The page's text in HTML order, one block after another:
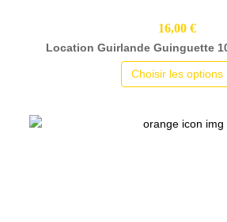
16,00 €
Location Guirlande Guinguette
Choisir les options